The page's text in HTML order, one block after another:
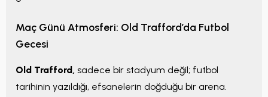
Maç Günü Atmosferi: Old Trafford’da Futbol
Gecesi
Old Trafford, sadece bir stadyum değil; futbol
tarihinin yazıldığı, efsanelerin doğduğu bir arena.